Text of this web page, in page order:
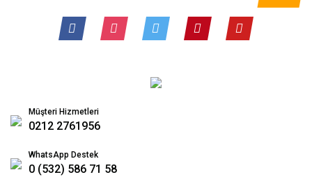
Müşteri Hizmetleri
0212 2761956
WhatsApp Destek
0 (532) 586 71 58